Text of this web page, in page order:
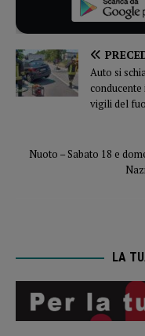
Auto si
vigili del
Nuoto – Sabato 18 e
LA